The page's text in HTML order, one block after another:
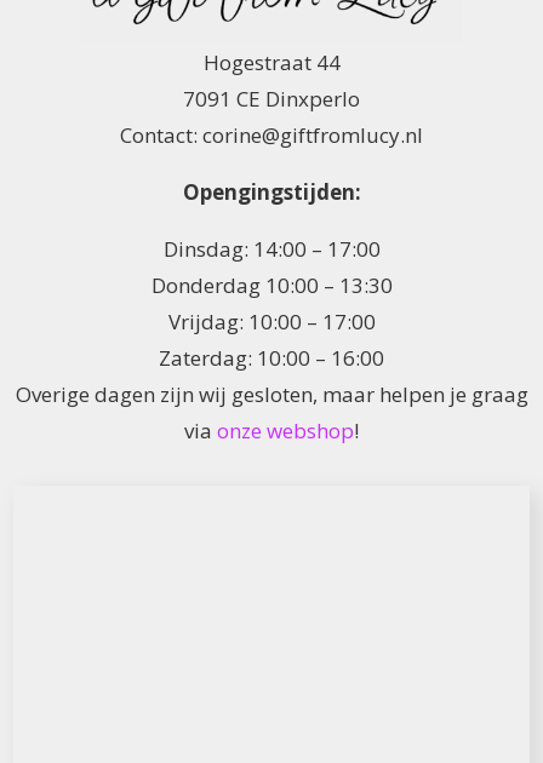
Hogestraat 44
7091 CE Dinxperlo
Contact: corine@giftfromlucy.nl
Opengingstijden:
Dinsdag: 14:00 – 17:00
Donderdag 10:00 – 13:30
Vrijdag: 10:00 – 17:00
Zaterdag: 10:00 – 16:00
Overige dagen zijn wij gesloten, maar helpen je graag
via onze webshop!